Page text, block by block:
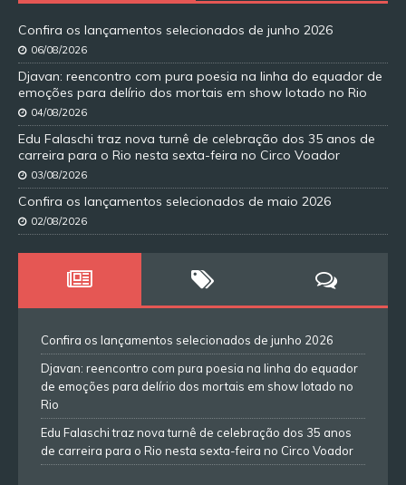
Confira os lançamentos selecionados de junho 2026
06/08/2026
Djavan: reencontro com pura poesia na linha do equador de
emoções para delírio dos mortais em show lotado no Rio
04/08/2026
Edu Falaschi traz nova turnê de celebração dos 35 anos de
carreira para o Rio nesta sexta-feira no Circo Voador
03/08/2026
Confira os lançamentos selecionados de maio 2026
02/08/2026
Confira os lançamentos selecionados de junho 2026
Djavan: reencontro com pura poesia na linha do equador
de emoções para delírio dos mortais em show lotado no
Rio
Edu Falaschi traz nova turnê de celebração dos 35 anos
de carreira para o Rio nesta sexta-feira no Circo Voador